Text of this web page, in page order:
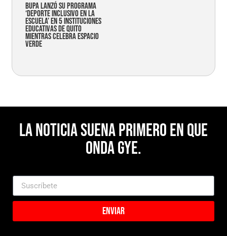
Bupa lanzó su programa
‘Deporte Inclusivo en la
Escuela’ en 5 instituciones
educativas de Quito
mientras celebra espacio
verde
La noticia suena primero en Que
Onda Gye.
Enviar